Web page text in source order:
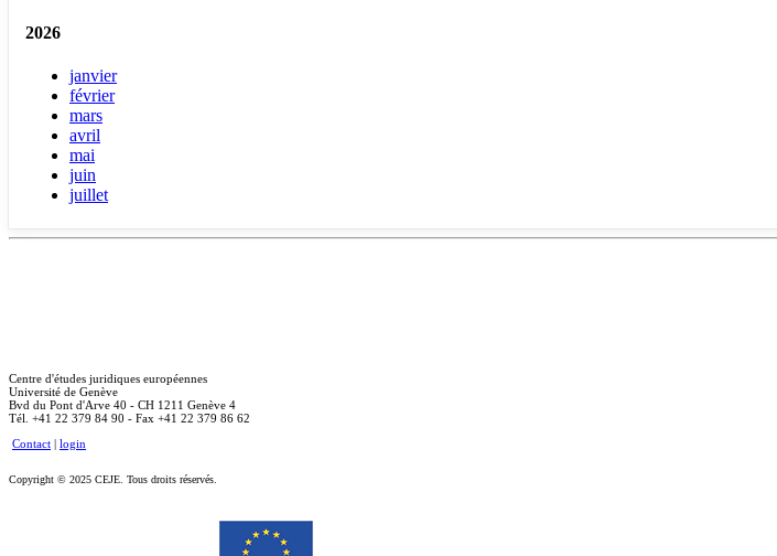
2026
janvier
février
mars
avril
mai
juin
juillet
Centre d'études juridiques européennes
Université de Genève
Bvd du Pont d'Arve 40 - CH 1211 Genève 4
Tél. +41 22 379 84 90 - Fax +41 22 379 86 62
Contact
login
Copyright © 2025 CEJE. Tous droits réservés.